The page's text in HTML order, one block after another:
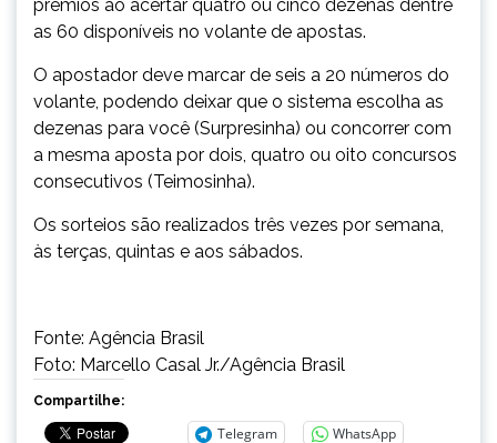
prêmios ao acertar quatro ou cinco dezenas dentre
as 60 disponíveis no volante de a​postas.
O apostador deve marcar de seis a 20 números do
volante, podendo deixar que o sistema escolha as
dezenas para você (Surpresinha) ou concorrer com
a mesma aposta por dois, quatro ou oito concursos
consecutivos (Teimosinha).
Os sorteios são realizados três vezes por semana,
às terças, quintas e aos sábados.
Fonte: Agência Brasil
Foto: Marcello Casal Jr./Agência Brasil
Compartilhe:
Telegram
WhatsApp